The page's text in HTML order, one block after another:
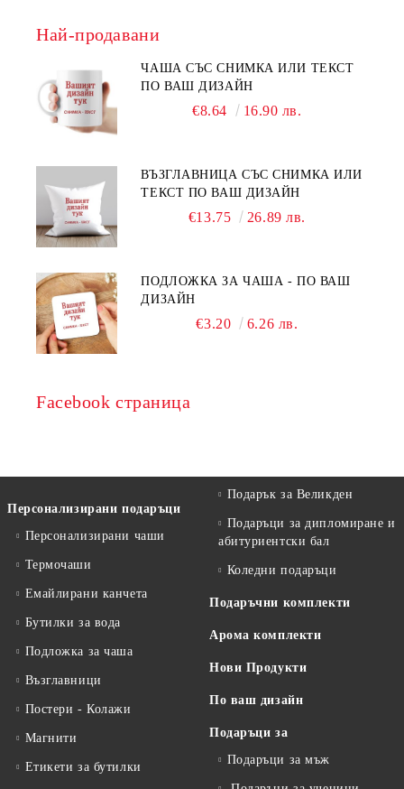
Най-продавани
ЧАША СЪС СНИМКА ИЛИ ТЕКСТ
ПО ВАШ ДИЗАЙН
€8.64 16.90 лв.
ВЪЗГЛАВНИЦА СЪС СНИМКА ИЛИ
ТЕКСТ ПО ВАШ ДИЗАЙН
€13.75 26.89 лв.
ПОДЛОЖКА ЗА ЧАША - ПО ВАШ
ДИЗАЙН
€3.20 6.26 лв.
Facebook страница
Персонализирани подаръци
Персонализирани чаши
Термочаши
Емайлирани канчета
Бутилки за вода
Подложка за чаша
Възглавници
Постери - Колажи
Магнити
Етикети за бутилки
Подарък за Великден
Подаръци за дипломиране и
абитуриентски бал
Коледни подаръци
Подаръчни комплекти
Арома комплекти
Нови Продукти
По ваш дизайн
Подаръци за
Подаръци за мъж